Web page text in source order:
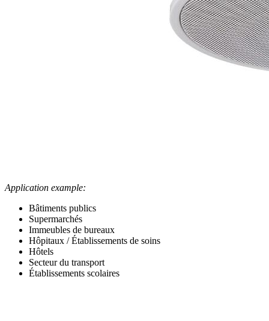
Application example:
Bâtiments publics
Supermarchés
Immeubles de bureaux
Hôpitaux / Établissements de soins
Hôtels
Secteur du transport
Établissements scolaires